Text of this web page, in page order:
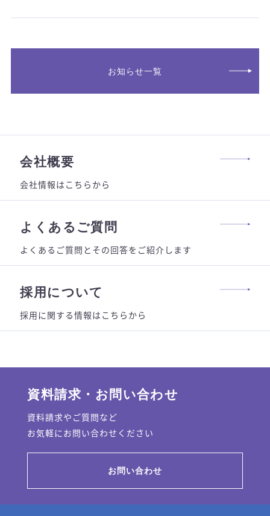
お知らせ一覧
会社概要
会社情報はこちらから
よくあるご質問
よくあるご質問とその回答をご紹介します
採用について
採用に関する情報はこちらから
資料請求・お問い合わせ
資料請求やご質問など
お気軽にお問い合わせください
お問い合わせ